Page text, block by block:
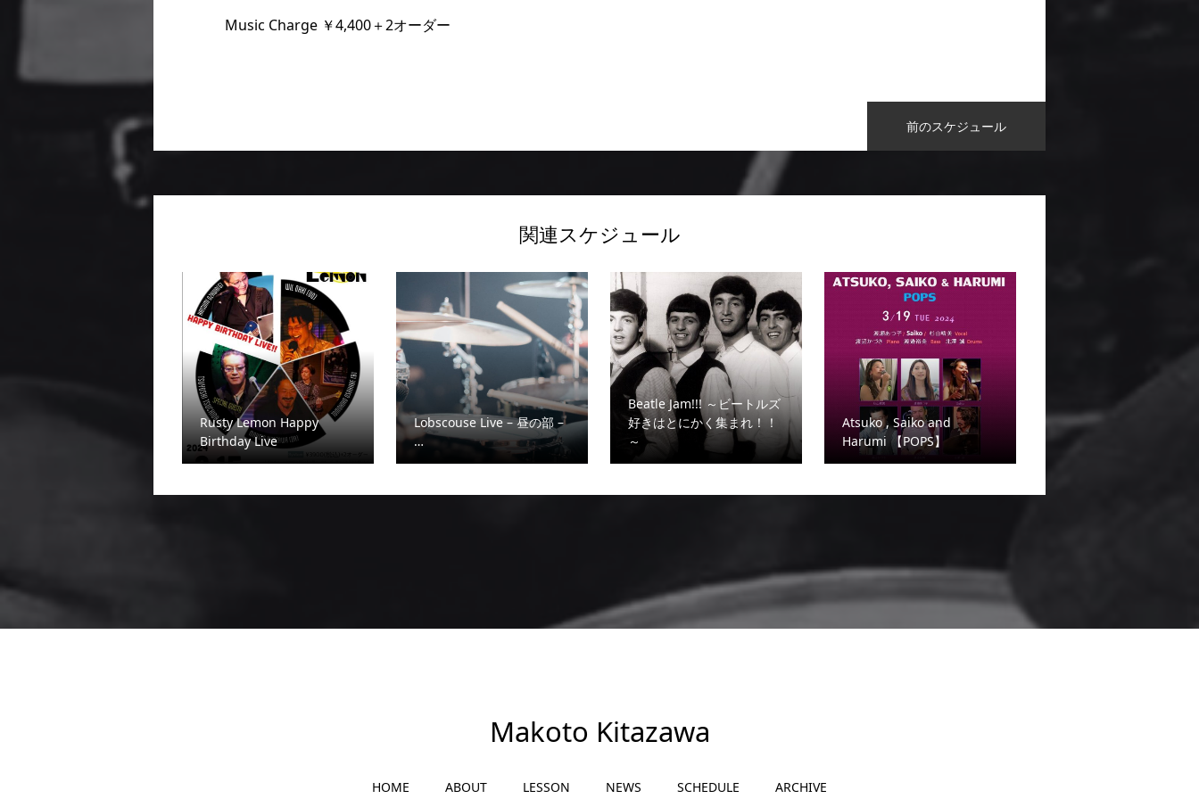
Music Charge ￥4,400＋2オーダー
前のスケジュール
関連スケジュール
Rusty Lemon Happy
Birthday Live
Lobscouse Live – 昼の部 –
…
Beatle Jam!!! ～ビートルズ
好きはとにかく集まれ！！
～
Atsuko , Saiko and
Harumi 【POPS】
Makoto Kitazawa
HOME ABOUT LESSON NEWS SCHEDULE ARCHIVE